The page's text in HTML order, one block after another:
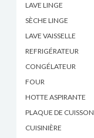
LAVE LINGE
SÈCHE LINGE
LAVE VAISSELLE
REFRIGÉRATEUR
CONGÉLATEUR
FOUR
HOTTE ASPIRANTE
PLAQUE DE CUISSON
CUISINIÈRE